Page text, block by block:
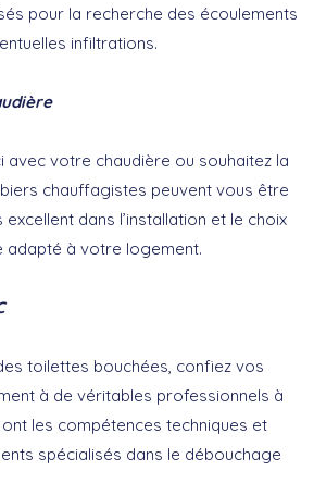
pour la recherche des écoulements
infiltrations.
avec votre chaudière ou souhaitez la
chauffagistes peuvent vous être
excellent dans l’installation et le choix
adapté à votre logement.
toilettes bouchées, confiez vos
à de véritables professionnels à
les compétences techniques et
spécialisés dans le débouchage